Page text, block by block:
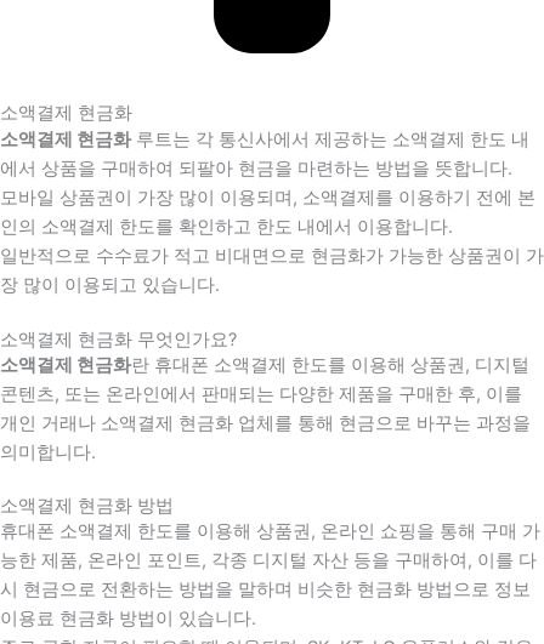
소액결제 현금화
소액결제 현금화루트는 각 통신사에서 제공하는 소액결제 한도 내
에서 상품을 구매하여 되팔아 현금을 마련하는 방법을 뜻합니다.
모바일 상품권이 가장 많이 이용되며, 소액결제를 이용하기 전에 본
인의 소액결제 한도를 확인하고 한도 내에서 이용합니다.
일반적으로 수수료가 적고 비대면으로 현금화가 가능한 상품권이 가
장 많이 이용되고 있습니다.
소액결제 현금화 무엇인가요?
소액결제 현금화란 휴대폰 소액결제 한도를 이용해 상품권, 디지털
콘텐츠, 또는 온라인에서 판매되는 다양한 제품을 구매한 후, 이를
개인 거래나 소액결제 현금화 업체를 통해 현금으로 바꾸는 과정을
의미합니다.
소액결제 현금화 방법
휴대폰 소액결제 한도를 이용해 상품권, 온라인 쇼핑을 통해 구매 가
능한 제품, 온라인 포인트, 각종 디지털 자산 등을 구매하여, 이를 다
시 현금으로 전환하는 방법을 말하며 비슷한 현금화 방법으로 정보
이용료 현금화 방법이 있습니다.